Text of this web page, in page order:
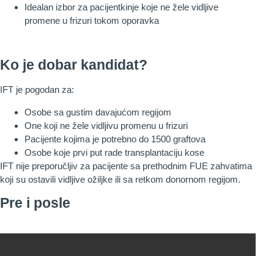
Idealan izbor za pacijentkinje koje ne žele vidljive
promene u frizuri tokom oporavka
Ko je dobar kandidat?
IFT je pogodan za:
Osobe sa gustim davajućom regijom
One koji ne žele vidljivu promenu u frizuri
Pacijente kojima je potrebno do 1500 graftova
Osobe koje prvi put rade transplantaciju kose
IFT nije preporučljiv za pacijente sa prethodnim FUE zahvatima
koji su ostavili vidljive ožiljke ili sa retkom donornom regijom.
Pre i posle